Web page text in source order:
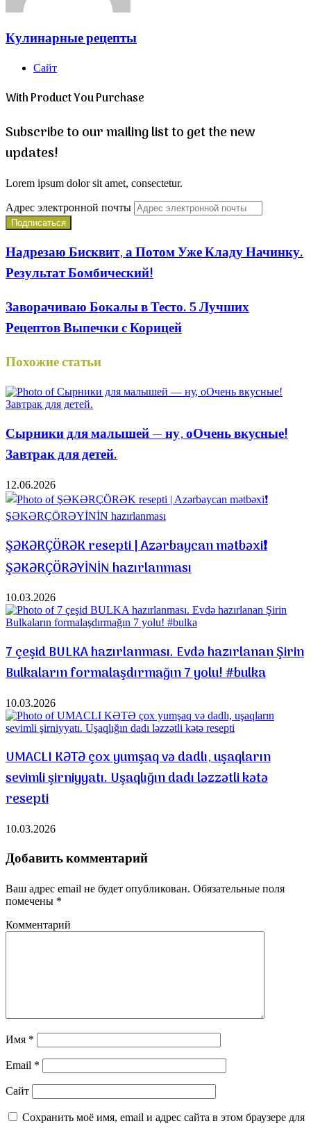
Кулинарные рецепты
Сайт
With Product You Purchase
Subscribe to our mailing list to get the new
updates!
Lorem ipsum dolor sit amet, consectetur.
Адрес электронной почты
Надрезаю Бисквит, а Потом Уже Кладу Начинку.
Результат Бомбический!
Заворачиваю Бокалы в Тесто. 5 Лучших
Рецептов Выпечки с Корицей
Похожие статьи
Сырники для малышей — ну, оОчень вкусные!
Завтрак для детей.
12.06.2026
ŞƏKƏRÇÖRƏK resepti | Azərbaycan mətbəxi❗️
ŞƏKƏRÇÖRƏYİNİN hazırlanması
10.03.2026
7 çeşid BULKA hazırlanması. Evdə hazırlanan Şirin
Bulkaların formalaşdırmağın 7 yolu! #bulka
10.03.2026
UMACLI KƏTƏ çox yumşaq və dadlı, uşaqların
sevimli şirniyyatı. Uşaqlığın dadı ləzzətli kətə
resepti
10.03.2026
Добавить комментарий
Ваш адрес email не будет опубликован. Обязательные поля
помечены *
Комментарий
Имя *
Email *
Сайт
Сохранить моё имя, email и адрес сайта в этом браузере для